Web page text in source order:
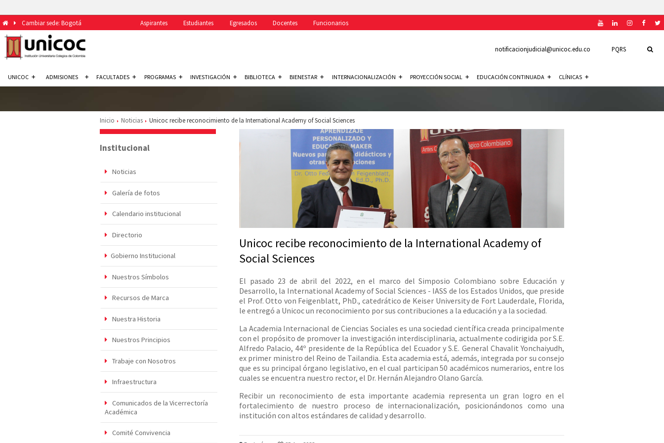
Cambiar sede: Bogotá Aspirantes Estudiantes Egresados Docentes Funcionarios
PQRS
notificacionjudicial@unicoc.edu.co
UNICOC ADMISIONES FACULTADES PROGRAMAS INVESTIGACIÓN BIBLIOTECA BIENESTAR INTERNACIONALIZACIÓN PROYECCIÓN SOCIAL EDUCACIÓN CONTINUADA CLÍNICAS
Inicio Noticias Unicoc recibe reconocimiento de la International Academy of Social Sciences
Institucional
Noticias
Galería de fotos
Calendario institucional
Directorio
Gobierno Institucional
Nuestros Símbolos
Recursos de Marca
Nuestra Historia
Nuestros Principios
Trabaje con Nosotros
Infraestructura
Comunicados de la Vicerrectoría
Académica
Comité Convivencia
Unicoc recibe reconocimiento de la International Academy of
Social Sciences
El pasado 23 de abril del 2022, en el marco del Simposio Colombiano sobre Educación y
Desarrollo, la International Academy of Social Sciences - IASS de los Estados Unidos, que preside
el Prof. Otto von Feigenblatt, PhD., catedrático de Keiser University de Fort Lauderdale, Florida,
le entregó a Unicoc un reconocimiento por sus contribuciones a la educación y a la sociedad.
La Academia Internacional de Ciencias Sociales es una sociedad científica creada principalmente
con el propósito de promover la investigación interdisciplinaria, actualmente codirigida por S.E.
Alfredo Palacio, 44º presidente de la República del Ecuador y S.E. General Chavalit Yonchaiyudh,
ex primer ministro del Reino de Tailandia. Esta academia está, además, integrada por su consejo
que es su principal órgano legislativo, en el cual participan 50 académicos numerarios, entre los
cuales se encuentra nuestro rector, el Dr. Hernán Alejandro Olano García.
Recibir un reconocimiento de esta importante academia representa un gran logro en el
fortalecimiento de nuestro proceso de internacionalización, posicionándonos como una
institución con altos estándares de calidad y desarrollo.